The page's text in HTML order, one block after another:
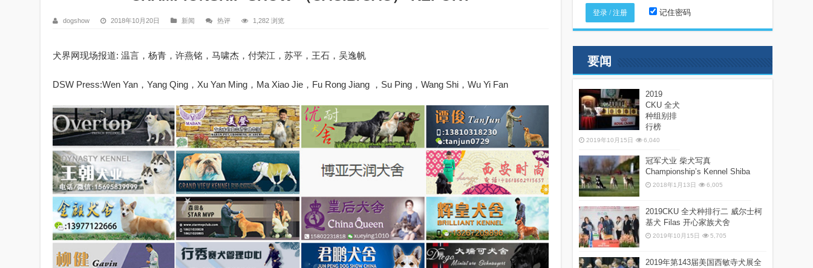
dogshow 2018年10月20日 新闻 热评 1,282 浏览
犬界网现场报道: 温言，杨青，许燕铭，马啸杰，付荣江，苏平，王石，吴逸帆
DSW Press:Wen Yan，Yang Qing，Xu Yan Ming，Ma Xiao Jie，Fu Rong Jiang ，Su Ping，Wang Shi，Wu Yi Fan
记住密码
要闻
2019
CKU 全犬
种组别排
行榜
2019年10月15日 6,040
冠军犬业 柴犬写真
Championship’s Kennel Shiba
2018年1月13日 6,005
2019CKU 全犬种排行二 威尔士柯
基犬 Filas 开心家族犬舍
2019年10月15日 5,705
2019年第143届美国西敏寺犬展全